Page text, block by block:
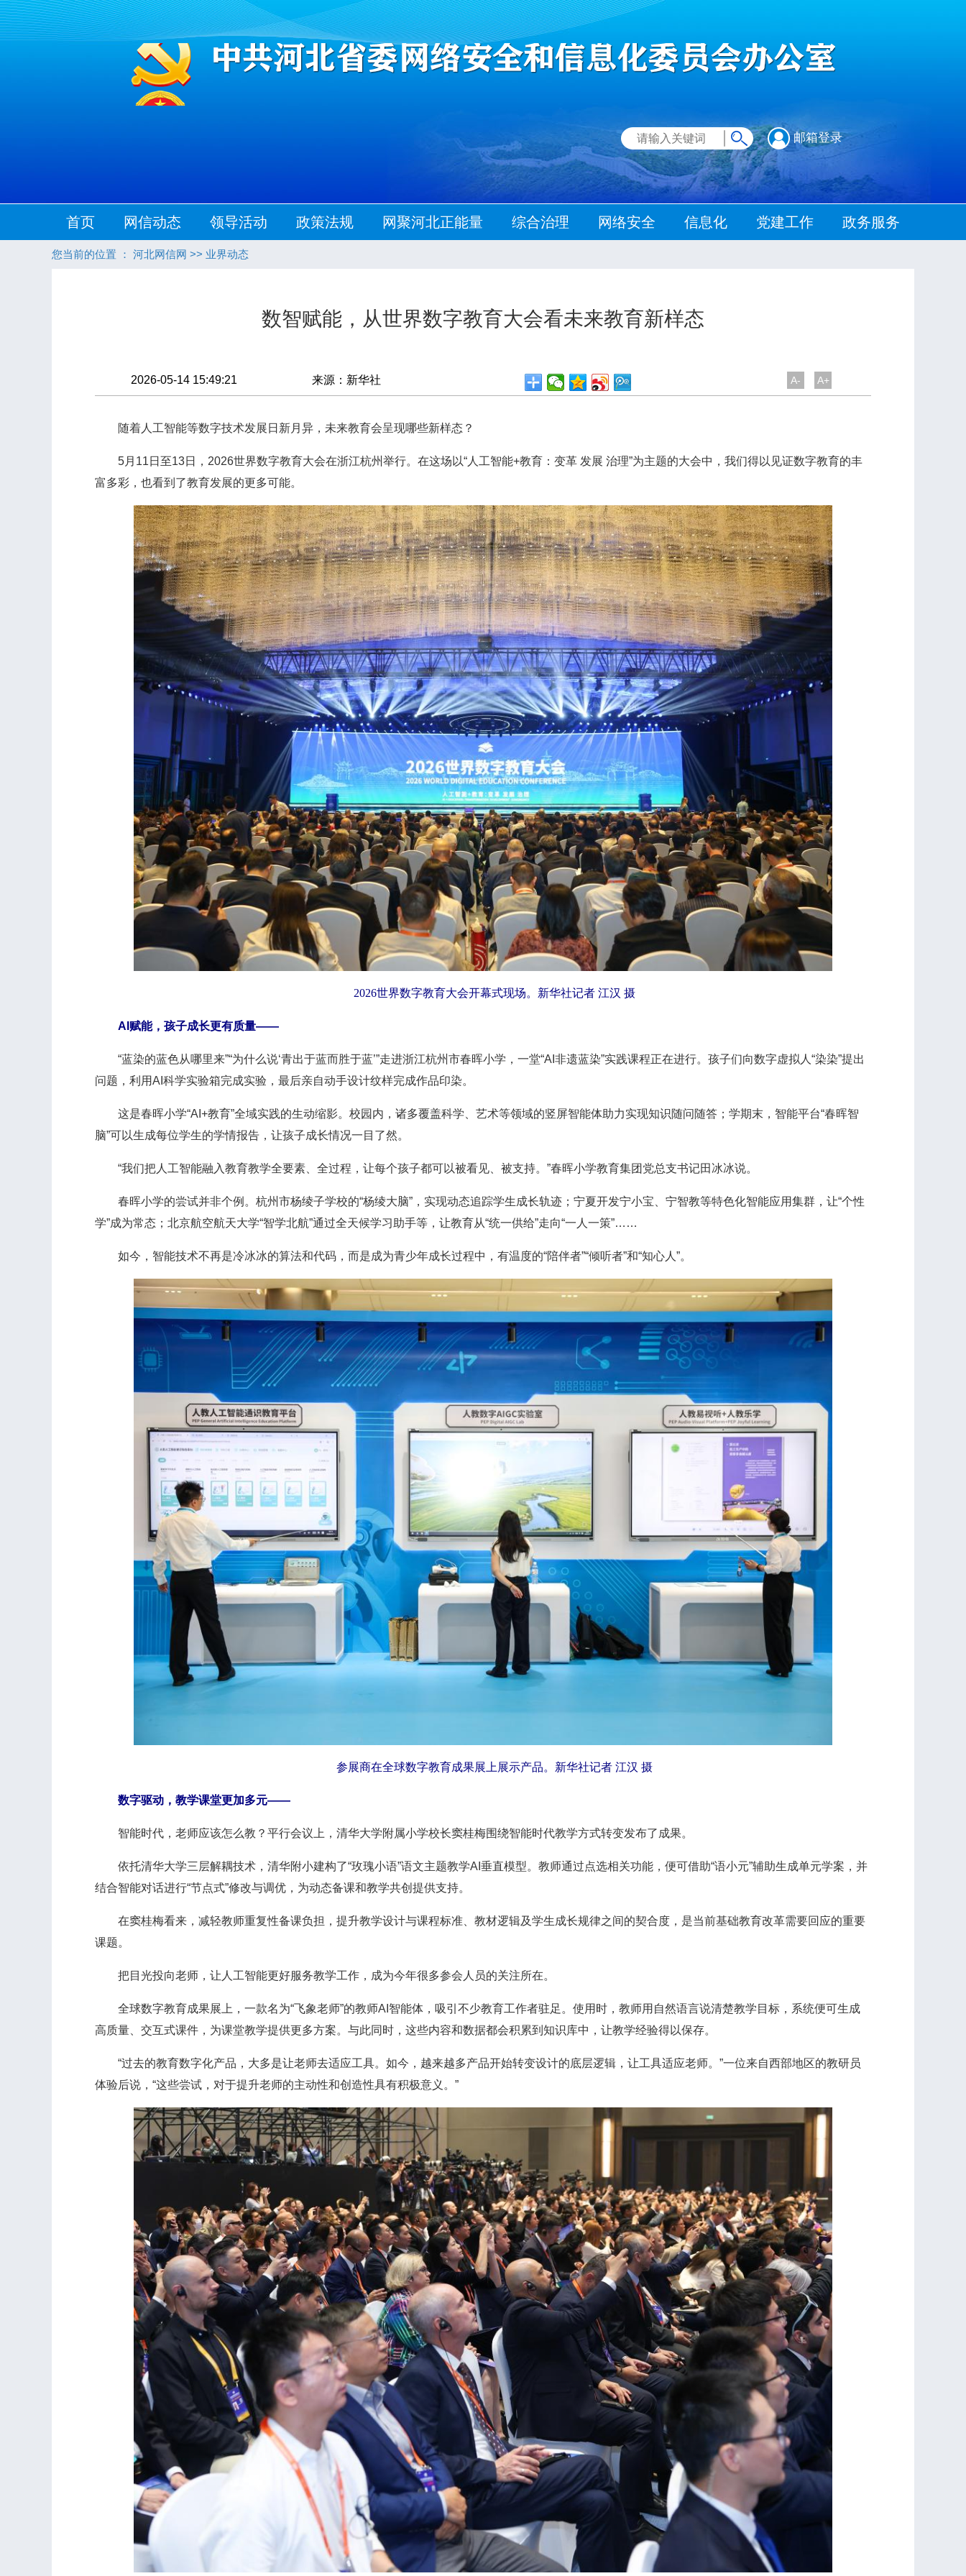
邮箱登录
首页 网信动态 领导活动 政策法规 网聚河北正能量 综合治理 网络安全 信息化 党建工作 政务服务
您当前的位置 ： 河北网信网 >> 业界动态
数智赋能，从世界数字教育大会看未来教育新样态
2026-05-14 15:49:21 来源：新华社 A- A+
随着人工智能等数字技术发展日新月异，未来教育会呈现哪些新样态？
5月11日至13日，2026世界数字教育大会在浙江杭州举行。在这场以“人工智能+教育：变革 发展 治理”为主题的大会中，我们得以见证数字教育的丰
富多彩，也看到了教育发展的更多可能。
2026世界数字教育大会开幕式现场。新华社记者 江汉 摄
AI赋能，孩子成长更有质量——
“蓝染的蓝色从哪里来”“为什么说‘青出于蓝而胜于蓝’”走进浙江杭州市春晖小学，一堂“AI非遗蓝染”实践课程正在进行。孩子们向数字虚拟人“染染”提出
问题，利用AI科学实验箱完成实验，最后亲自动手设计纹样完成作品印染。
这是春晖小学“AI+教育”全域实践的生动缩影。校园内，诸多覆盖科学、艺术等领域的竖屏智能体助力实现知识随问随答；学期末，智能平台“春晖智
脑”可以生成每位学生的学情报告，让孩子成长情况一目了然。
“我们把人工智能融入教育教学全要素、全过程，让每个孩子都可以被看见、被支持。”春晖小学教育集团党总支书记田冰冰说。
春晖小学的尝试并非个例。杭州市杨绫子学校的“杨绫大脑”，实现动态追踪学生成长轨迹；宁夏开发宁小宝、宁智教等特色化智能应用集群，让“个性
学”成为常态；北京航空航天大学“智学北航”通过全天候学习助手等，让教育从“统一供给”走向“一人一策”……
如今，智能技术不再是冷冰冰的算法和代码，而是成为青少年成长过程中，有温度的“陪伴者”“倾听者”和“知心人”。
参展商在全球数字教育成果展上展示产品。新华社记者 江汉 摄
数字驱动，教学课堂更加多元——
智能时代，老师应该怎么教？平行会议上，清华大学附属小学校长窦桂梅围绕智能时代教学方式转变发布了成果。
依托清华大学三层解耦技术，清华附小建构了“玫瑰小语”语文主题教学AI垂直模型。教师通过点选相关功能，便可借助“语小元”辅助生成单元学案，并
结合智能对话进行“节点式”修改与调优，为动态备课和教学共创提供支持。
在窦桂梅看来，减轻教师重复性备课负担，提升教学设计与课程标准、教材逻辑及学生成长规律之间的契合度，是当前基础教育改革需要回应的重要
课题。
把目光投向老师，让人工智能更好服务教学工作，成为今年很多参会人员的关注所在。
全球数字教育成果展上，一款名为“飞象老师”的教师AI智能体，吸引不少教育工作者驻足。使用时，教师用自然语言说清楚教学目标，系统便可生成
高质量、交互式课件，为课堂教学提供更多方案。与此同时，这些内容和数据都会积累到知识库中，让教学经验得以保存。
“过去的教育数字化产品，大多是让老师去适应工具。如今，越来越多产品开始转变设计的底层逻辑，让工具适应老师。”一位来自西部地区的教研员
体验后说，“这些尝试，对于提升老师的主动性和创造性具有积极意义。”